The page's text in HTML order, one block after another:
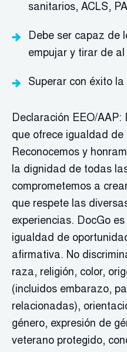
sanitarios, ACLS,
Debe ser capaz de
empujar y tirar de al
Superar con éxito
Declaración EEO/AAP:
que ofrece igualdad de
Reconocemos y
la dignidad de todas
comprometemos a
que respete las
experiencias. DocGo
igualdad de
afirmativa. No
raza, religión, color,
(incluidos embarazo,
relacionadas),
género, expresión de
veterano protegido,